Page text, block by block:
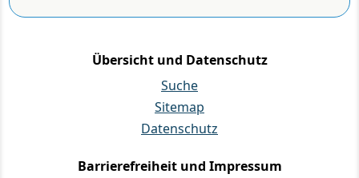
Übersicht und Datenschutz
Suche
Sitemap
Datenschutz
Barrierefreiheit und Impressum